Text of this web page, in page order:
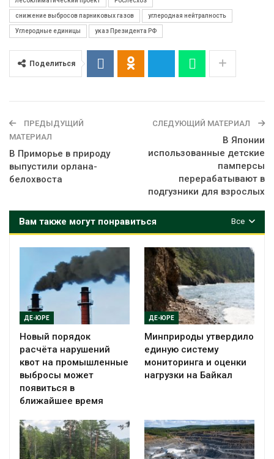
снижение выбросов парниковых газов углеродная нейтралность
Углеродные единицы указ Президента РФ
Поделиться
ПРЕДЫДУЩИЙ
МАТЕРИАЛ
В Приморье в природу
выпустили орлана-
белохвоста
СЛЕДУЮЩИЙ МАТЕРИАЛ
В Японии
использованные детские
памперсы
перерабатывают в
подгузники для взрослых
Все
Вам также могут понравиться
ДЕ-ЮРЕ
Новый порядок
расчёта нарушений
квот на промышленные
выбросы может
появиться в
ближайшее время
ДЕ-ЮРЕ
Минприроды утвердило
единую систему
мониторинга и оценки
нагрузки на Байкал